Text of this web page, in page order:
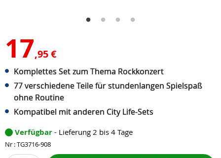
17,95 €
Komplettes Set zum Thema Rockkonzert
77 verschiedene Teile für stundenlangen Spielspaß
ohne Routine
Kompatibel mit anderen City Life-Sets
Verfügbar - Lieferung 2 bis 4 Tage
Nr : TG3716-908